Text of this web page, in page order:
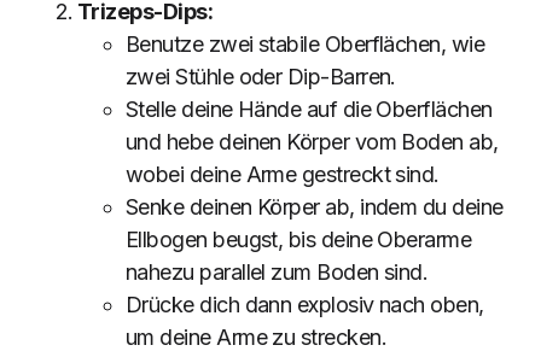
Trizeps-Dips:
Benutze zwei stabile Oberflächen, wie
zwei Stühle oder Dip-Barren.
Stelle deine Hände auf die Oberflächen
und hebe deinen Körper vom Boden ab,
wobei deine Arme gestreckt sind.
Senke deinen Körper ab, indem du deine
Ellbogen beugst, bis deine Oberarme
nahezu parallel zum Boden sind.
Drücke dich dann explosiv nach oben,
um deine Arme zu strecken.